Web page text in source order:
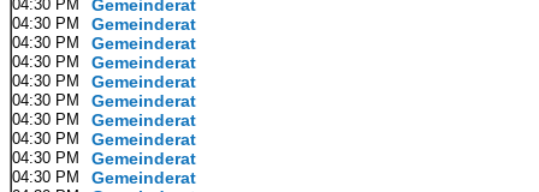
04:30 PM Gemeinderat
04:30 PM Gemeinderat
04:30 PM Gemeinderat
04:30 PM Gemeinderat
04:30 PM Gemeinderat
04:30 PM Gemeinderat
04:30 PM Gemeinderat
04:30 PM Gemeinderat
04:30 PM Gemeinderat
04:30 PM Gemeinderat